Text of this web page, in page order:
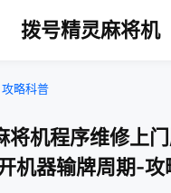
拨号精灵麻将机
攻略科普
将机程序维修上
机器输牌周期-攻